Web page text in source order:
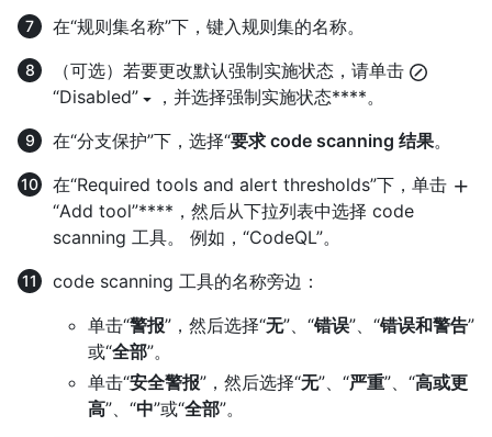
在“规则集名称”下，键入规则集的名称。
（可选）若要更改默认强制实施状态，请单击
“Disabled”
，并选择强制实施状态****。
在“分支保护”下，选择“要求 code scanning 结果。
在“Required tools and alert thresholds”下，单击
“Add tool”****，然后从下拉列表中选择 code
scanning 工具。 例如，“CodeQL”。
code scanning 工具的名称旁边：
单击“警报”，然后选择“无”、“错误”、“错误和警告”
或“全部”。
单击“安全警报”，然后选择“无”、“严重”、“高或更
高”、“中”或“全部”。